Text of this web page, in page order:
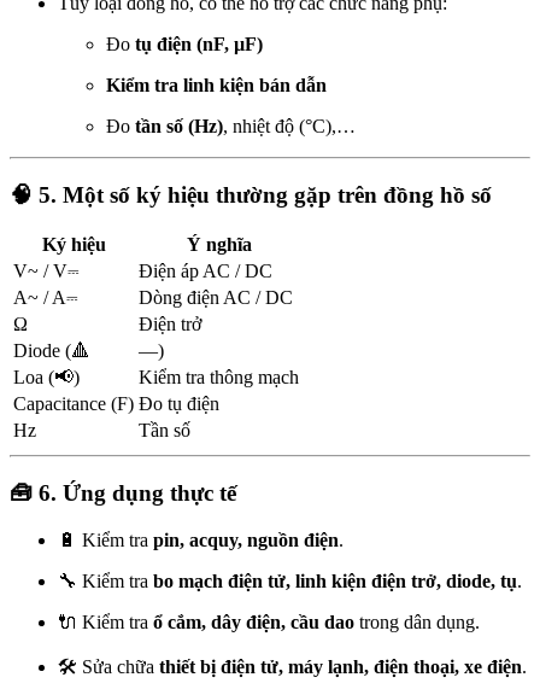
Đo tụ điện (nF, µF)
Kiểm tra linh kiện bán dẫn
Đo tần số (Hz), nhiệt độ (°C),…
🧠 5. Một số ký hiệu thường gặp trên đồng hồ số
Ký hiệu
Ý nghĩa
V~ / V⎓
Điện áp AC / DC
A~ / A⎓
Dòng điện AC / DC
Ω
Điện trở
Diode (🔺
—)
Loa (📢)
Kiểm tra thông mạch
Capacitance (F) Đo tụ điện
Hz
Tần số
🧰 6. Ứng dụng thực tế
🔋 Kiểm tra pin, acquy, nguồn điện.
🔧 Kiểm tra bo mạch điện tử, linh kiện điện trở, diode, tụ.
🔌 Kiểm tra ổ cắm, dây điện, cầu dao trong dân dụng.
🛠️ Sửa chữa thiết bị điện tử, máy lạnh, điện thoại, xe điện.